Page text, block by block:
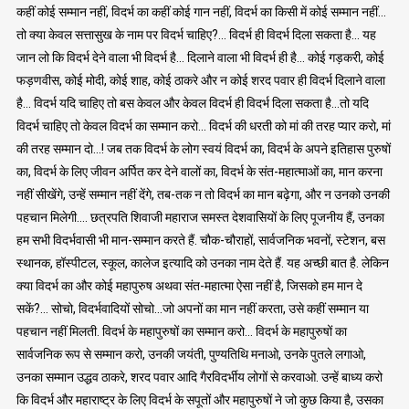
कहीं कोई सम्मान नहीं, विदर्भ का कहीं कोई गान नहीं, विदर्भ का किसी में कोई सम्मान नहीं…
तो क्या केवल सत्तासुख के नाम पर विदर्भ चाहिए?… विदर्भ ही विदर्भ दिला सकता है… यह
जान लो कि विदर्भ देने वाला भी विदर्भ है… दिलाने वाला भी विदर्भ ही है… कोई गड़करी, कोई
फड़णवीस, कोई मोदी, कोई शाह, कोई ठाकरे और न कोई शरद पवार ही विदर्भ दिलाने वाला
है… विदर्भ यदि चाहिए तो बस केवल और केवल विदर्भ ही विदर्भ दिला सकता है…तो यदि
विदर्भ चाहिए तो केवल विदर्भ का सम्मान करो… विदर्भ की धरती को मां की तरह प्यार करो, मां
की तरह सम्मान दो…! जब तक विदर्भ के लोग स्वयं विदर्भ का, विदर्भ के अपने इतिहास पुरुषों
का, विदर्भ के लिए जीवन अर्पित कर देने वालों का, विदर्भ के संत-महात्माओं का, मान करना
नहीं सीखेंगे, उन्हें सम्मान नहीं देंगे, तब-तक न तो विदर्भ का मान बढ़ेगा, और न उनको उनकी
पहचान मिलेगी…. छत्रपति शिवाजी महाराज समस्त देशवासियों के लिए पूजनीय हैं, उनका
हम सभी विदर्भवासी भी मान-सम्मान करते हैं. चौक-चौराहों, सार्वजनिक भवनों, स्टेशन, बस
स्थानक, हॉस्पीटल, स्कूल, कालेज इत्यादि को उनका नाम देते हैं. यह अच्छी बात है. लेकिन
क्या विदर्भ का और कोई महापुरुष अथवा संत-महात्मा ऐसा नहीं है, जिसको हम मान दे
सकें?… सोचो, विदर्भवादियों सोचो…जो अपनों का मान नहीं करता, उसे कहीं सम्मान या
पहचान नहीं मिलती. विदर्भ के महापुरुषों का सम्मान करो… विदर्भ के महापुरुषों का
सार्वजनिक रूप से सम्मान करो, उनकी जयंती, पुण्यतिथि मनाओ, उनके पुतले लगाओ,
उनका सम्मान उद्धव ठाकरे, शरद पवार आदि गैरविदर्भीय लोगों से करवाओ. उन्हें बाध्य करो
कि विदर्भ और महाराष्ट्र के लिए विदर्भ के सपूतों और महापुरुषों ने जो कुछ किया है, उसका